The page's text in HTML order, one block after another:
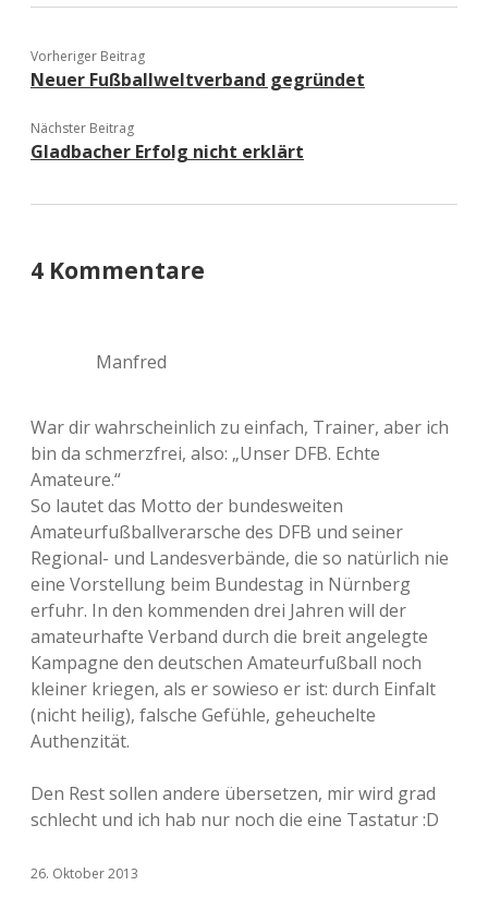
Vorheriger Beitrag
Neuer Fußballweltverband gegründet
Nächster Beitrag
Gladbacher Erfolg nicht erklärt
4 Kommentare
Manfred
War dir wahrscheinlich zu einfach, Trainer, aber ich
bin da schmerzfrei, also: „Unser DFB. Echte
Amateure.“
So lautet das Motto der bundesweiten
Amateurfußballverarsche des DFB und seiner
Regional- und Landesverbände, die so natürlich nie
eine Vorstellung beim Bundestag in Nürnberg
erfuhr. In den kommenden drei Jahren will der
amateurhafte Verband durch die breit angelegte
Kampagne den deutschen Amateurfußball noch
kleiner kriegen, als er sowieso er ist: durch Einfalt
(nicht heilig), falsche Gefühle, geheuchelte
Authenzität.
Den Rest sollen andere übersetzen, mir wird grad
schlecht und ich hab nur noch die eine Tastatur :D
26. Oktober 2013